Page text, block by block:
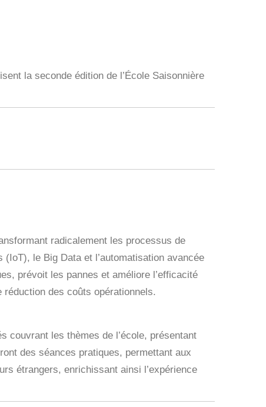
la seconde édition de l’École Saisonnière
radicalement les processus de
(IoT), le Big Data et l’automatisation avancée
prévoit les pannes et améliore l’efficacité
des coûts opérationnels.
couvrant les thèmes de l’école, présentant
des séances pratiques, permettant aux
étrangers, enrichissant ainsi l’expérience